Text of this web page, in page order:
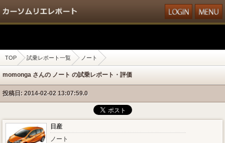
TOP 試乗レポート一覧 ノート
momonga さんの ノート の試乗レポート・評価
投稿日: 2014-02-02 13:07:59.0
日産
ノート